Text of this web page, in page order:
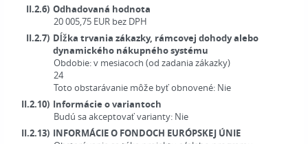
II.2.6) Odhadovaná hodnota
20 005,75 EUR bez DPH
II.2.7) Dĺžka trvania zákazky, rámcovej dohody alebo
dynamického nákupného systému
Obdobie:v mesiacoch (od zadania zákazky)
24
Toto obstarávanie môže byť obnovené: Nie
II.2.10) Informácie o variantoch
Budú sa akceptovať varianty: Nie
II.2.13) INFORMÁCIE O FONDOCH EURÓPSKEJ ÚNIE